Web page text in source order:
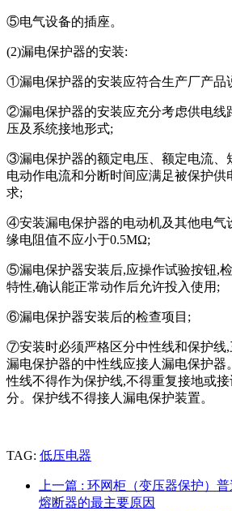
⑤电气设备的插座。
(2)漏电保护器的安装:
①漏电保护器的安装应符合生产厂产品
②漏电保护器的安装应充分考虑供电线
压及系统接地形式;
③漏电保护器的额定电压、额定电流、
电动作电流和分断时间应满足被保护供
求;
④安装漏电保护器的电动机及其他电气
缘电阻值不应小于0.5MΩ;
⑤漏电保护器安装后,应操作试验按钮,
特性,确认能正常动作后允许投入使用;
⑥漏电保护器安装后的检查项目;
⑦安装时必须严格区分中性线和保护线
漏电保护器的中性线应接人漏电保护器
性线不得作为保护线,不得重复接地或
分。保护线不得接人漏电保护装置。
TAG: 低压电器
上一篇 : 环网柜（变压器保护）
熔断器的最主要原因